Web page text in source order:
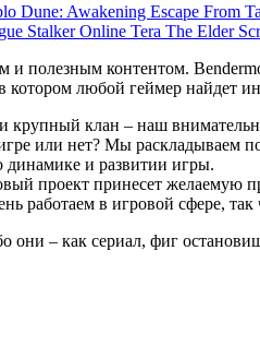
Dune: Awakening Escape From
Stalker Online Tera The Elder
полезным контентом.
котором любой геймер
клан – наш
или нет? Мы
динамике и развитии игры.
проект принесет
в игровой сфере,
они – как сериал, фиг